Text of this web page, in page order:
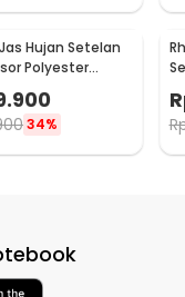
Hujan Setelan
Polyester
34%
-